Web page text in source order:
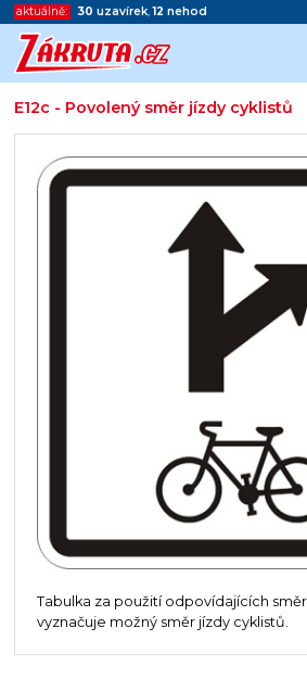
aktuálně: 30 uzavírek,12 nehod
E12c - Povolený směr jízdy cyklistů
Začátek reklamy
Konec reklamy
Tabulka za použití odpovídajících
vyznačuje možný směr jízdy cyklistů.